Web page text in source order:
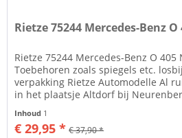
Rietze 75244 Mercedes-Benz
Rietze 75244 Mercedes-Benz O
Toebehoren zoals spiegels etc.
verpakking Rietze Automodelle Al
in het plaatsje Altdorf bij
Inhoud 1
€ 29,95 * € 37,90 *